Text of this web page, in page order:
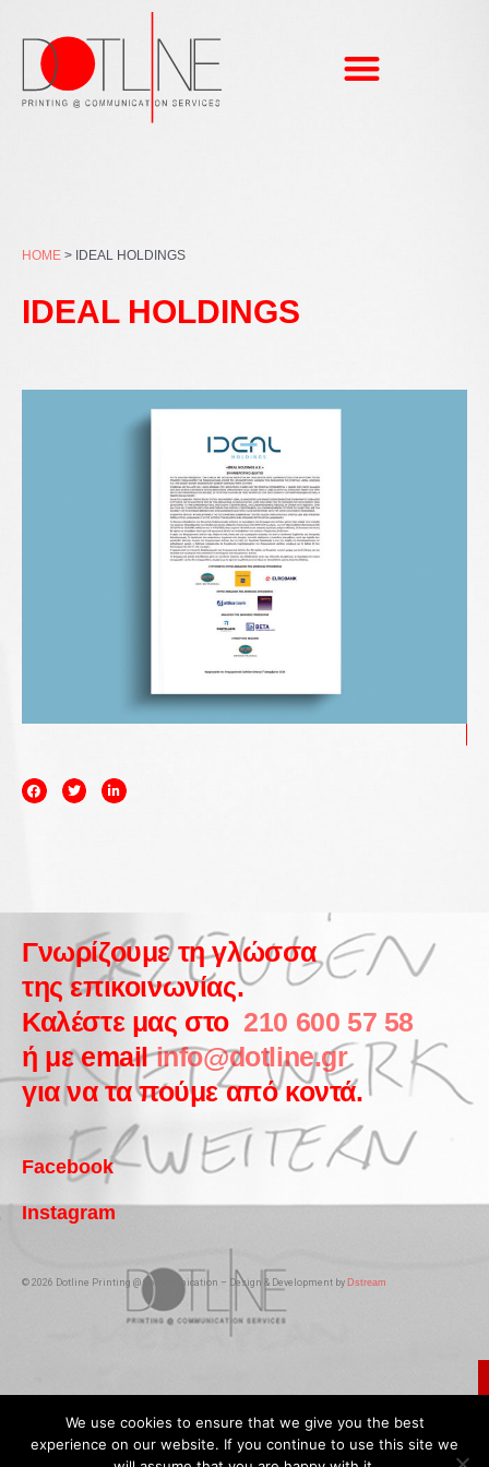
στο
περιεχόμενο
HOME > IDEAL HOLDINGS
IDEAL HOLDINGS
Γνωρίζουμε τη γλώσσα
της επικοινωνίας.
Καλέστε μας στο 210 600 57 58
ή με emailinfo@dotline.gr
για να τα πούμε από κοντά.
Facebook
Instagram
© 2026 Dotline Printing @ Communication – Design & Development by Dstream
We use cookies to ensure that we give you the best
experience on our website. If you continue to use this site we